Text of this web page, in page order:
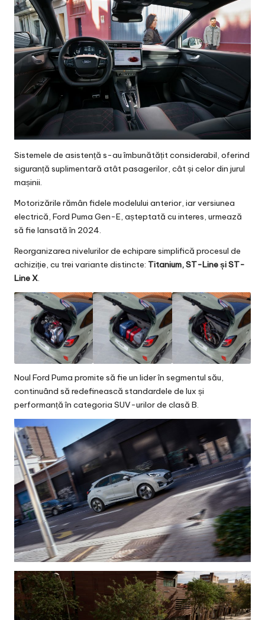
Sistemele de asistență s-au îmbunătățit considerabil, oferind
siguranță suplimentară atât pasagerilor, cât și celor din jurul
mașinii.
Motorizările rămân fidele modelului anterior, iar versiunea
electrică, Ford Puma Gen-E, așteptată cu interes, urmează
să fie lansată în 2024.
Reorganizarea nivelurilor de echipare simplifică procesul de
achiziție, cu trei variante distincte: Titanium, ST-Line și ST-
Line X
Noul Ford Puma promite să fie un lider în segmentul său,
continuând să redefinească standardele de lux și
performanță în categoria SUV-urilor de clasă B.